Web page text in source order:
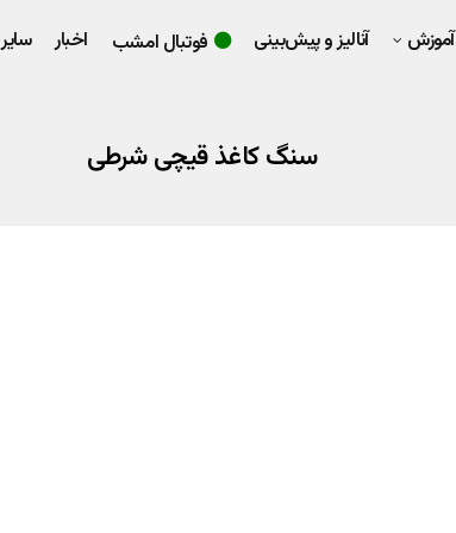
آموزش آنالیز و پیش‌بینی فوتبال امشب اخبار سایر
سنگ کاغذ قیچی شرطی